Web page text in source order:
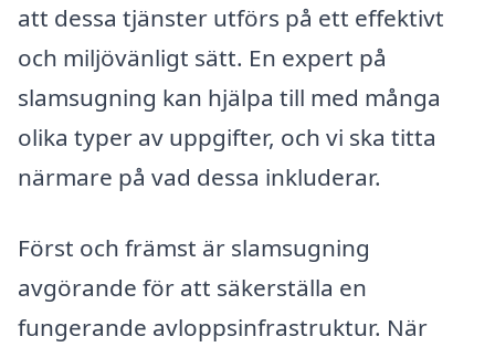
att dessa tjänster utförs på ett effektivt
och miljövänligt sätt. En expert på
slamsugning kan hjälpa till med många
olika typer av uppgifter, och vi ska titta
närmare på vad dessa inkluderar.
Först och främst är slamsugning
avgörande för att säkerställa en
fungerande avloppsinfrastruktur. När